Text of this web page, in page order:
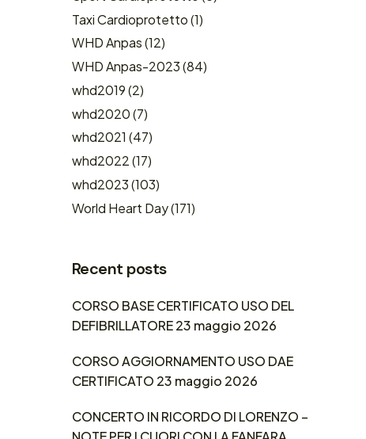
Taxi Cardioprotetto(1)
WHD Anpas(12)
WHD Anpas-2023(84)
whd2019(2)
whd2020(7)
whd2021 (47)
whd2022(17)
whd2023(103)
World Heart Day(171)
Recent posts
CORSO BASE CERTIFICATO USO DEL
DEFIBRILLATORE 23 maggio 2026
CORSO AGGIORNAMENTO USO DAE
CERTIFICATO 23 maggio 2026
CONCERTO IN RICORDO DI LORENZO –